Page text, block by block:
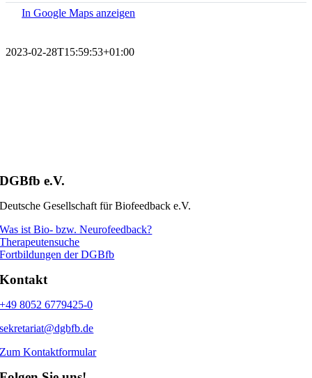
In Google Maps anzeigen
2023-02-28T15:59:53+01:00
DGBfb e.V.
Deutsche Gesellschaft für Biofeedback e.V.
Was ist Bio- bzw. Neurofeedback?
Therapeutensuche
Fortbildungen der DGBfb
Kontakt
+49 8052 6779425-0
sekretariat@dgbfb.de
Zum Kontaktformular